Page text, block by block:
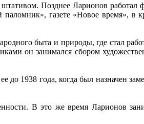
Позднее Ларионов работал
газете «Новое время», в
быта и природы, где стал
он занимался сбором
до 1938 года, когда был назначен
В это же время Ларионов